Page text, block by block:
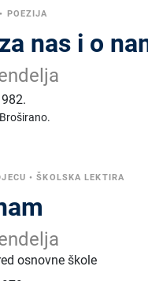
• POEZIJA
nas i o
Broširano.
•ŠKOLSKA LEKTIRA
osnovne škole